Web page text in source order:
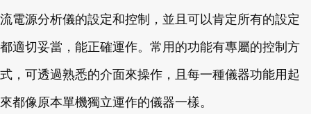
流電源分析儀的設定和控制，並且可以肯定所有的設定
都適切妥當，能正確運作。常用的功能有專屬的控制方
式，可透過熟悉的介面來操作，且每一種儀器功能用起
來都像原本單機獨立運作的儀器一樣。